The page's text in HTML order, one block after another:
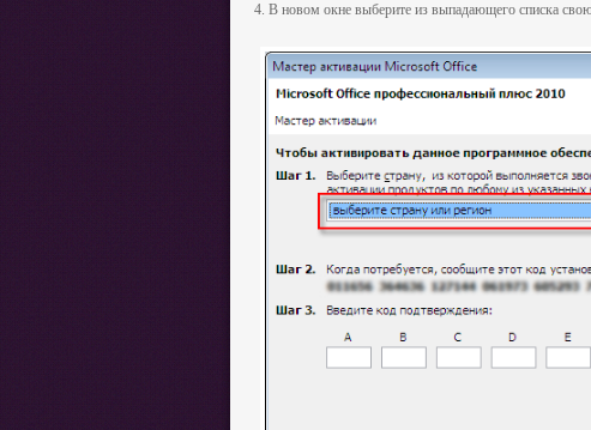
4. В новом окне выберите из выпадающего списка